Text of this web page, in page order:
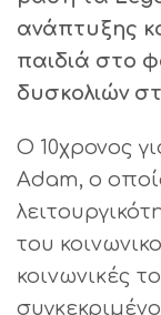
ανάπτυξης
παιδιά στο
δυσκολιών
Ο 10χρονος
Αdam, ο
του
κοινωνικές